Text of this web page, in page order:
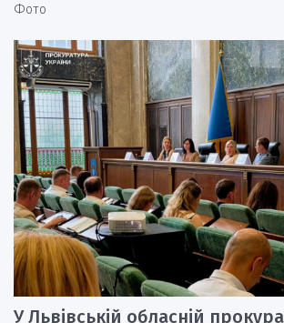
Фото
У Львівській обласній